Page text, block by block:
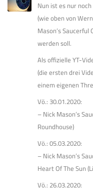
Nun ist es nur
(wie oben von
Mason’s
werden soll.
Als offizielle YT-
(die ersten drei
einem eigenen
Vö.: 30.01.2020:
– Nick Mason’s
Roundhouse)
Vö.: 05.03.2020:
– Nick Mason’s
Heart Of The Sun
Vö.: 26.03.2020: